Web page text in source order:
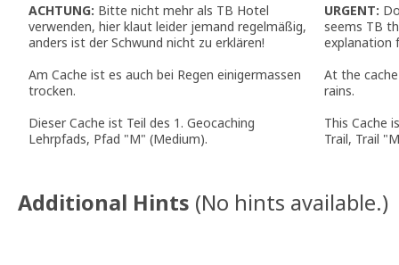
ACHTUNG: Bitte nicht mehr als TB Hotel
verwenden, hier klaut leider jemand regelmäßig,
anders ist der Schwund nicht zu erklären!
Am Cache ist es auch bei Regen einigermassen
trocken.
URGENT:
seems TB
explanation
At the
rains.
Dieser Cache ist Teil des 1. Geocaching
Lehrpfads, Pfad "M" (Medium).
This Cache
Trail, Trail
Additional Hints (No hints available.)